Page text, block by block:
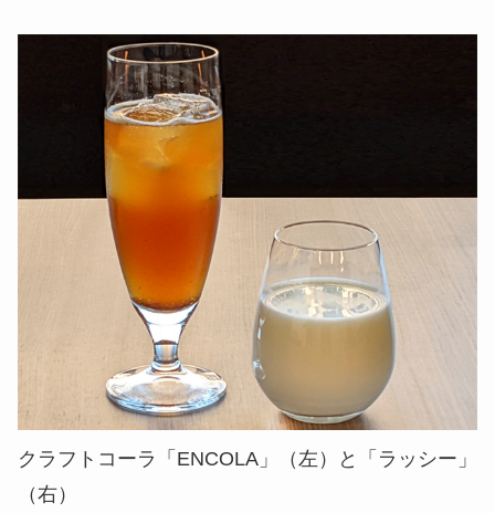
クラフトコーラ「ENCOLA」（左）と「ラッシー」
（右）